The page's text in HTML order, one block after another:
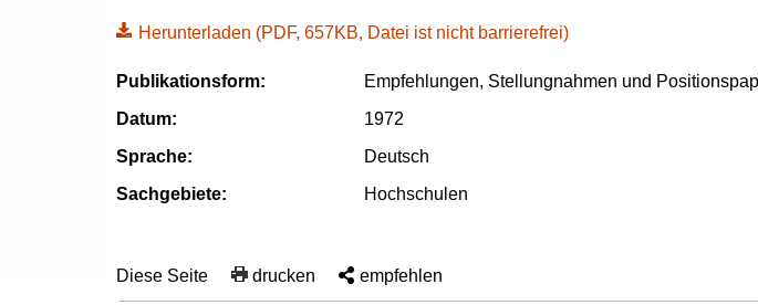
Herunterladen (PDF, 657KB, Datei ist nicht barrierefrei)
Publikationsform:
Empfehlungen, Stellungnahmen und
Datum:
1972
Sprache:
Deutsch
Sachgebiete:
Hochschulen
Diese Seite drucken empfehlen